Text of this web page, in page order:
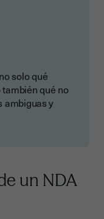
solo qué
qué no
ambiguas y
un NDA